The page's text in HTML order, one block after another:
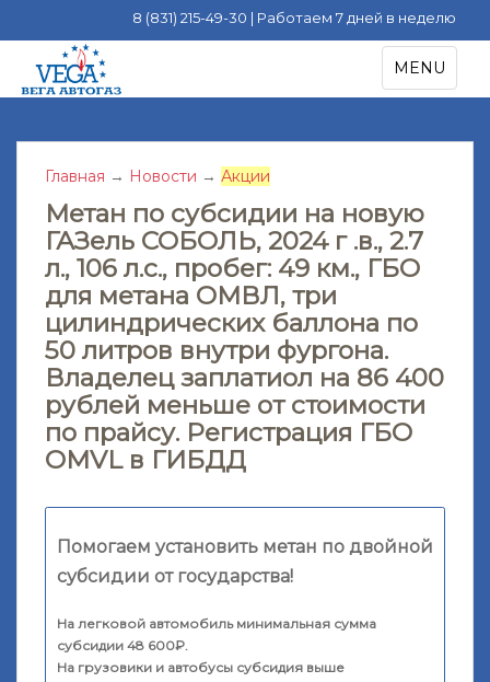
8 (831) 215-49-30 | Работаем 7 дней в неделю
i
TOGGLE
MENU
Главная → Новости → Акции
Метан по субсидии на новую
ГАЗель СОБОЛЬ, 2024 г .в., 2.7
л., 106 л.с., пробег: 49 км., ГБО
для метана ОМВЛ, три
цилиндрических баллона по
50 литров внутри фургона.
Владелец заплатиол на 86 400
рублей меньше от стоимости
по прайсу. Регистрация ГБО
OMVL в ГИБДД
Помогаем установить метан по двойной
субсидии от государства!
На легковой автомобиль минимальная сумма
субсидии 48 600₽.
На грузовики и автобусы субсидия выше